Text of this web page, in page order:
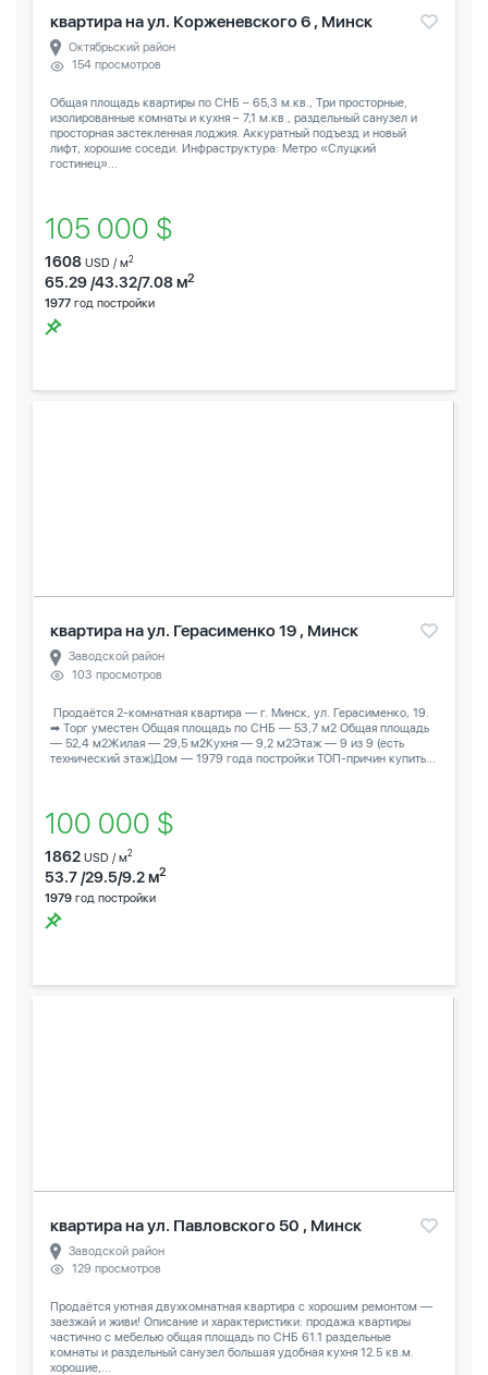
квартира на ул. Корженевского 6 , Минск
Октябрьский район
154 просмотров
Общая площадь квартиры по СНБ – 65,3 м.кв., Три просторные,
изолированные комнаты и кухня – 7,1 м.кв., раздельный санузел и
просторная застекленная лоджия. Аккуратный подъезд и новый
лифт, хорошие соседи. Инфраструктура: Метро «Слуцкий
гостинец»...
105 000 $
1608 USD / м2
65.29 /43.32/7.08 м2
1977 год постройки
квартира на ул. Герасименко 19 , Минск
Заводской район
103 просмотров
️ Продаётся 2-комнатная квартира — г. Минск, ул. Герасименко, 19.
➡ Торг уместен Общая площадь по СНБ — 53,7 м2 Общая площадь
— 52,4 м2Жилая — 29,5 м2Кухня — 9,2 м2Этаж — 9 из 9 (есть
технический этаж)Дом — 1979 года постройки ТОП-причин купить...
100 000 $
1862 USD / м2
53.7 /29.5/9.2 м2
1979 год постройки
квартира на ул. Павловского 50 , Минск
Заводской район
129 просмотров
Продаётся уютная двухкомнатная квартира с хорошим ремонтом —
заезжай и живи! Описание и характеристики: продажа квартиры
частично с мебелью общая площадь по СНБ 61.1 раздельные
комнаты и раздельный санузел большая удобная кухня 12.5 кв.м.
хорошие,...